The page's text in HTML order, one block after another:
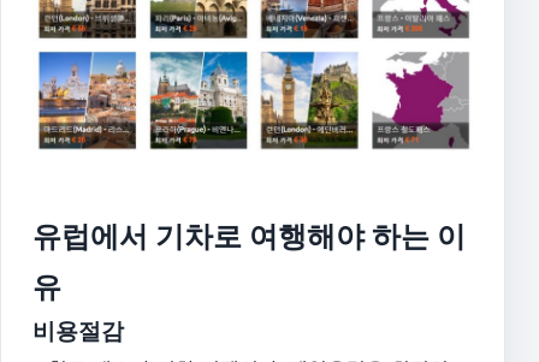
유럽에서 기차로 여행해야 하는 이
유
비용절감